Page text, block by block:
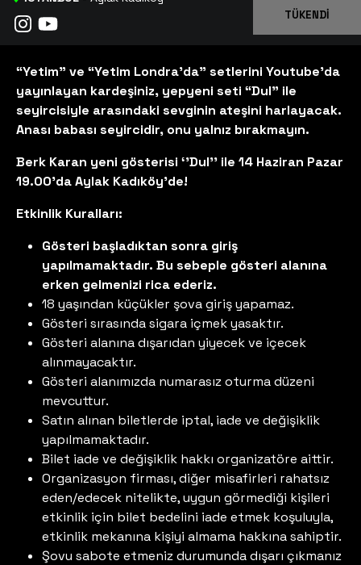
TÜKENDİ
“Yetim” ve “Yetim Londra’da” setlerini Youtube’da
yayınlayan kardeşiniz, yepyeni seti “Dul” ile
seyircisiyle arasındaki sevginin ateşini harlayacak.
Anası babası seyircidir, onu yalnız bırakmayın.
Berk Karan yeni gösterisi ‘’Dul'' ile 14 Haziran Pazar
19.00'da Aylak Kadıköy'de!
Etkinlik Kuralları:
Gösteri başladıktan sonra giriş
yapılmamaktadır. Bu sebeple gösteri alanına
erken gelmenizi rica ederiz.
18 yaşından küçükler şova giriş yapamaz.
Gösteri sırasında sigara içmek yasaktır.
Gösteri alanına dışarıdan yiyecek ve içecek
alınmayacaktır.
Gösteri alanımızda numarasız oturma düzeni
mevcuttur.
Satın alınan biletlerde iptal, iade ve değişiklik
yapılmamaktadır.
Bilet iade ve değişiklik hakkı organizatöre aittir.
Organizasyon firması, diğer misafirleri rahatsız
eden/edecek nitelikte, uygun görmediği kişileri
etkinlik için bilet bedelini iade etmek koşuluyla,
etkinlik mekanına kişiyi almama hakkına sahiptir.
Şovu sabote etmeniz durumunda dışarı çıkmanız